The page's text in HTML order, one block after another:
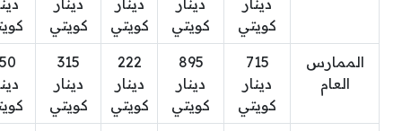
دينار
كويتي
دينار
كويتي
دينار
كويتي
دينار
كويتي
الممارس
العام
715
دينار
كويتي
895
دينار
كويتي
222
دينار
كويتي
315
دينار
كويتي